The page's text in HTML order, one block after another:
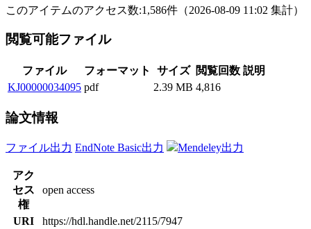
このアイテムのアクセス数:1,586件 （2026-08-09 11:02 集計）
閲覧可能ファイル
ファイル フォーマット サイズ 閲覧回数 説明
KJ00000034095 pdf 2.39 MB 4,816
論文情報
ファイル出力 EndNote Basic出力 Mendeley出力
アク
セス
権
open access
URI
https://hdl.handle.net/2115/7947